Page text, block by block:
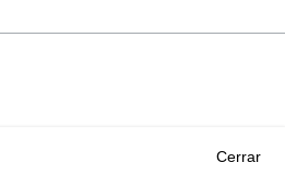
Cerrar